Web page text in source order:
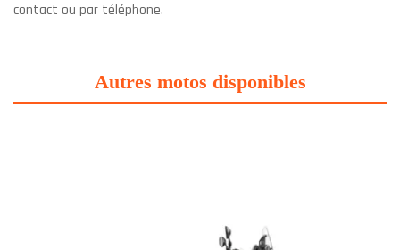
contact ou par téléphone.
Autres motos disponibles